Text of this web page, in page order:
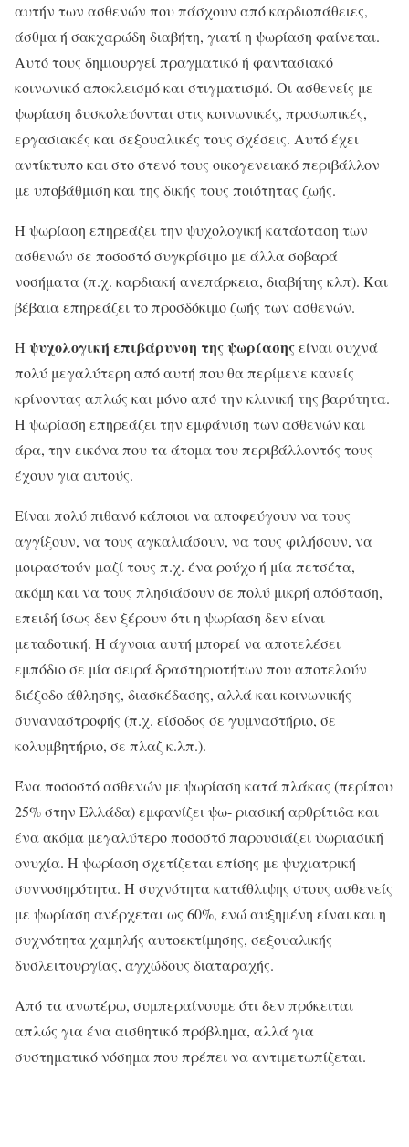
αυτήν των ασθενών που πάσχουν από καρδιοπάθειες,
άσθμα ή σακχαρώδη διαβήτη, γιατί η ψωρίαση φαίνεται.
Αυτό τους δημιουργεί πραγματικό ή φαντασιακό
κοινωνικό αποκλεισμό και στιγματισμό. Οι ασθενείς με
ψωρίαση δυσκολεύονται στις κοινωνικές, προσωπικές,
εργασιακές και σεξουαλικές τους σχέσεις. Αυτό έχει
αντίκτυπο και στο στενό τους οικογενειακό περιβάλλον
με υποβάθμιση και της δικής τους ποιότητας ζωής.
Η ψωρίαση επηρεάζει την ψυχολογική κατάσταση των
ασθενών σε ποσοστό συγκρίσιμο με άλλα σοβαρά
νοσήματα (π.χ. καρδιακή ανεπάρκεια, διαβήτης κλπ). Και
βέβαια επηρεάζει το προσδόκιμο ζωής των ασθενών.
Η ψυχολογική επιβάρυνση της ψωρίασηςείναι συχνά
πολύ μεγαλύτερη από αυτή που θα περίμενε κανείς
κρίνοντας απλώς και μόνο από την κλινική της βαρύτητα.
H ψωρίαση επηρεάζει την εμφάνιση των ασθενών και
άρα, την εικόνα που τα άτομα του περιβάλλοντός τους
έχουν για αυτούς.
Είναι πολύ πιθανό κάποιοι να αποφεύγουν να τους
αγγίξουν, να τους αγκαλιάσουν, να τους φιλήσουν, να
μοιραστούν μαζί τους π.χ. ένα ρούχο ή μία πετσέτα,
ακόμη και να τους πλησιάσουν σε πολύ μικρή απόσταση,
επειδή ίσως δεν ξέρουν ότι η ψωρίαση δεν είναι
μεταδοτική. Η άγνοια αυτή μπορεί να αποτελέσει
εμπόδιο σε μία σειρά δραστηριοτήτων που αποτελούν
διέξοδο άθλησης, διασκέδασης, αλλά και κοινωνικής
συναναστροφής (π.χ. είσοδος σε γυμναστήριο, σε
κολυμβητήριο, σε πλαζ κ.λπ.).
Ένα ποσοστό ασθενών με ψωρίαση κατά πλάκας (περίπου
25% στην Ελλάδα) εμφανίζει ψω- ριασική αρθρίτιδα και
ένα ακόμα μεγαλύτερο ποσοστό παρουσιάζει ψωριασική
ονυχία. Η ψωρίαση σχετίζεται επίσης με ψυχιατρική
συννοσηρότητα. Η συχνότητα κατάθλιψης στους ασθενείς
με ψωρίαση ανέρχεται ως 60%, ενώ αυξημένη είναι και η
συχνότητα χαμηλής αυτοεκτίμησης, σεξουαλικής
δυσλειτουργίας, αγχώδους διαταραχής.
Από τα ανωτέρω, συμπεραίνουμε ότι δεν πρόκειται
απλώς για ένα αισθητικό πρόβλημα, αλλά για
συστηματικό νόσημα που πρέπει να αντιμετωπίζεται.